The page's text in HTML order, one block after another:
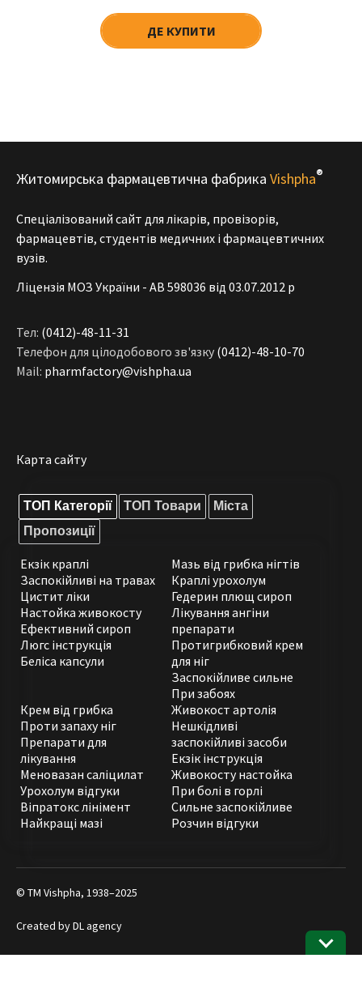
ДЕ КУПИТИ
Житомирська фармацевтична фабрика Vishpha®
Спеціалізований сайт для лікарів, провізорів,
фармацевтів, студентів медичних і фармацевтичних
вузів.
Ліцензія МОЗ України - АВ 598036 від 03.07.2012 р
Тел: (0412)-48-11-31
Телефон для цілодобового зв'язку (0412)-48-10-70
Mail: pharmfactory@vishpha.ua
Карта сайту
ТОП Категорії ТОП Товари
Міста
Пропозиції
Екзік краплі
Заспокійливі на травах
Цистит ліки
Настойка живокосту
Ефективний сироп
Люгс інструкція
Беліса капсули
Мазь від грибка нігтів
Краплі урохолум
Гедерин плющ сироп
Лікування ангіни
препарати
Протигрибковий крем
для ніг
Заспокійливе сильне
При забоях
Крем від грибка
Проти запаху ніг
Препарати для
лікування
Меновазан саліцилат
Урохолум відгуки
Віпратокс лінімент
Найкращі мазі
Живокост артолія
Нешкідливі
заспокійливі засоби
Екзік інструкція
Живокосту настойка
При болі в горлі
Сильне заспокійливе
Розчин відгуки
© ТМ Vishpha, 1938–2025
Created byDL agency